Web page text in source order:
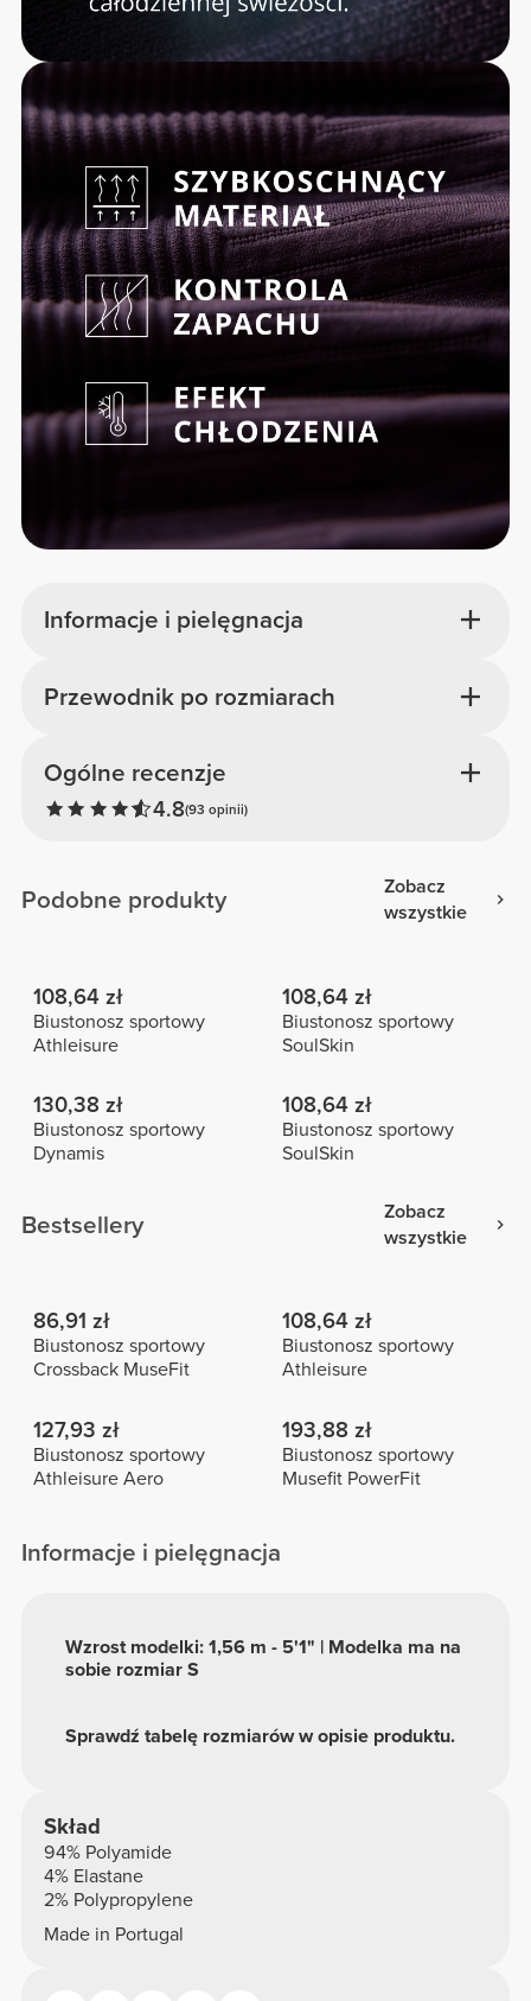
Informacje i pielęgnacja
Ogólne recenzje
4.8(93 opinii)
Przewodnik po rozmiarach
Podobne produkty
Zobacz
wszystkie
108,64 zł
Biustonosz sportowy
Athleisure
108,64 zł
Biustonosz sportowy
SoulSkin
130,38 zł
Biustonosz sportowy
Dynamis
108,64 zł
Biustonosz sportowy
SoulSkin
Bestsellery
Zobacz
wszystkie
86,91 zł
Biustonosz sportowy
Crossback MuseFit
108,64 zł
Biustonosz sportowy
Athleisure
127,93 zł
Biustonosz sportowy
Athleisure Aero
193,88 zł
Biustonosz sportowy
Musefit PowerFit
Informacje i pielęgnacja
Sprawdź tabelę rozmiarów w opisie produktu.
Wzrost modelki: 1,56 m - 5'1" | Modelka ma na
sobie rozmiar S
Skład
94% Polyamide
4% Elastane
2% Polypropylene
Made in Portugal